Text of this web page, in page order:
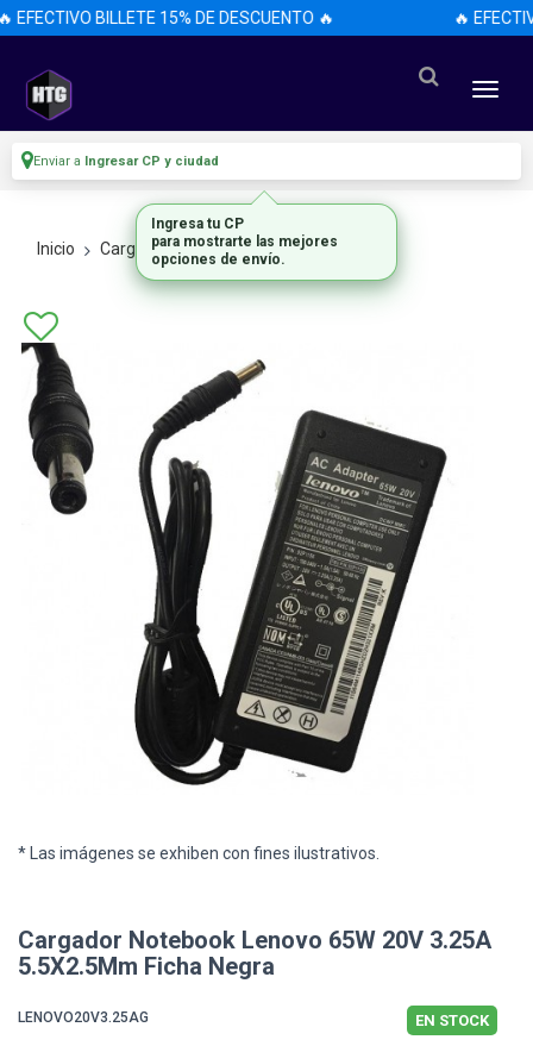
EFECTIVO BILLETE 15% DE DESCUENTO 🔥 🔥
Enviar a Ingresar CP y ciudad
Inicio Cargadores De Notebook
* Las imágenes se exhiben con fines ilustrativos.
Cargador Notebook Lenovo 65W 20V 3.25A
5.5X2.5Mm Ficha Negra
LENOVO20V3.25AG EN STOCK
Ingresa tu CP
para mostrarte las mejores
opciones de envío.